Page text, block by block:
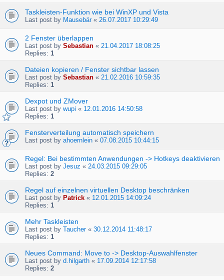
Taskleisten-Funktion wie bei WinXP und Vista
Last post by Mausebär« 26.07.2017 10:29:49
2 Fenster überlappen
Last post by Sebastian « 21.04.2017 18:08:25
Replies: 1
Dateien kopieren / Fenster sichtbar lassen
Last post by Sebastian « 21.02.2016 10:59:35
Replies: 1
Dexpot und ZMover
Last post by wupi « 12.01.2016 14:50:58
Replies: 1
Fensterverteilung automatisch speichern
Last post by ahoernlein « 07.08.2015 10:44:15
Regel: Bei bestimmten Anwendungen -> Hotkeys deaktivieren
Last post by Jesuz « 24.03.2015 09:29:05
Replies: 2
Regel auf einzelnen virtuellen Desktop beschränken
Last post by Patrick « 12.01.2015 14:09:24
Replies: 1
Mehr Taskleisten
Last post by Taucher« 30.12.2014 11:48:17
Replies: 1
Neues Command: Move to -> Desktop-Auswahlfenster
Last post by d.hilgarth « 17.09.2014 12:17:58
Replies: 2